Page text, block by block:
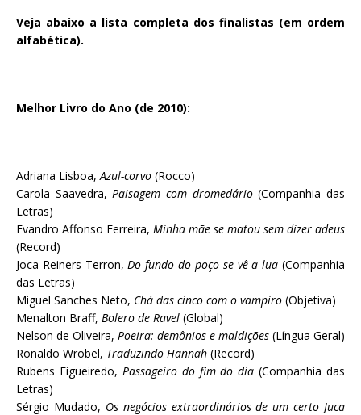
Veja abaixo a lista completa dos finalistas (em ordem
alfabética).
Melhor Livro do Ano (de 2010):
Adriana Lisboa, Azul-corvo (Rocco)
Carola Saavedra, Paisagem com dromedário(Companhia das
Letras)
Evandro Affonso Ferreira, Minha mãe se matou sem dizer adeus
(Record)
Joca Reiners Terron, Do fundo do poço se vê a lua (Companhia
das Letras)
Miguel Sanches Neto, Chá das cinco com o vampiro (Objetiva)
Menalton Braff, Bolero de Ravel (Global)
Nelson de Oliveira, Poeira: demônios e maldições (Língua Geral)
Ronaldo Wrobel, Traduzindo Hannah (Record)
Rubens Figueiredo, Passageiro do fim do dia (Companhia das
Letras)
Sérgio Mudado, Os negócios extraordinários de um certo Juca